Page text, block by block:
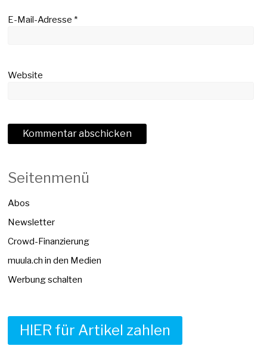
E-Mail-Adresse*
Website
Seitenmenü
Abos
Newsletter
Crowd-Finanzierung
muula.ch in den Medien
Werbung schalten
HIER für Artikel zahlen